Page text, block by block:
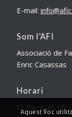
E-mail:
Som l’AFI
Associació de
Enric Casassas
Horari
Dl-Dv: 9:00-
Aquest lloc